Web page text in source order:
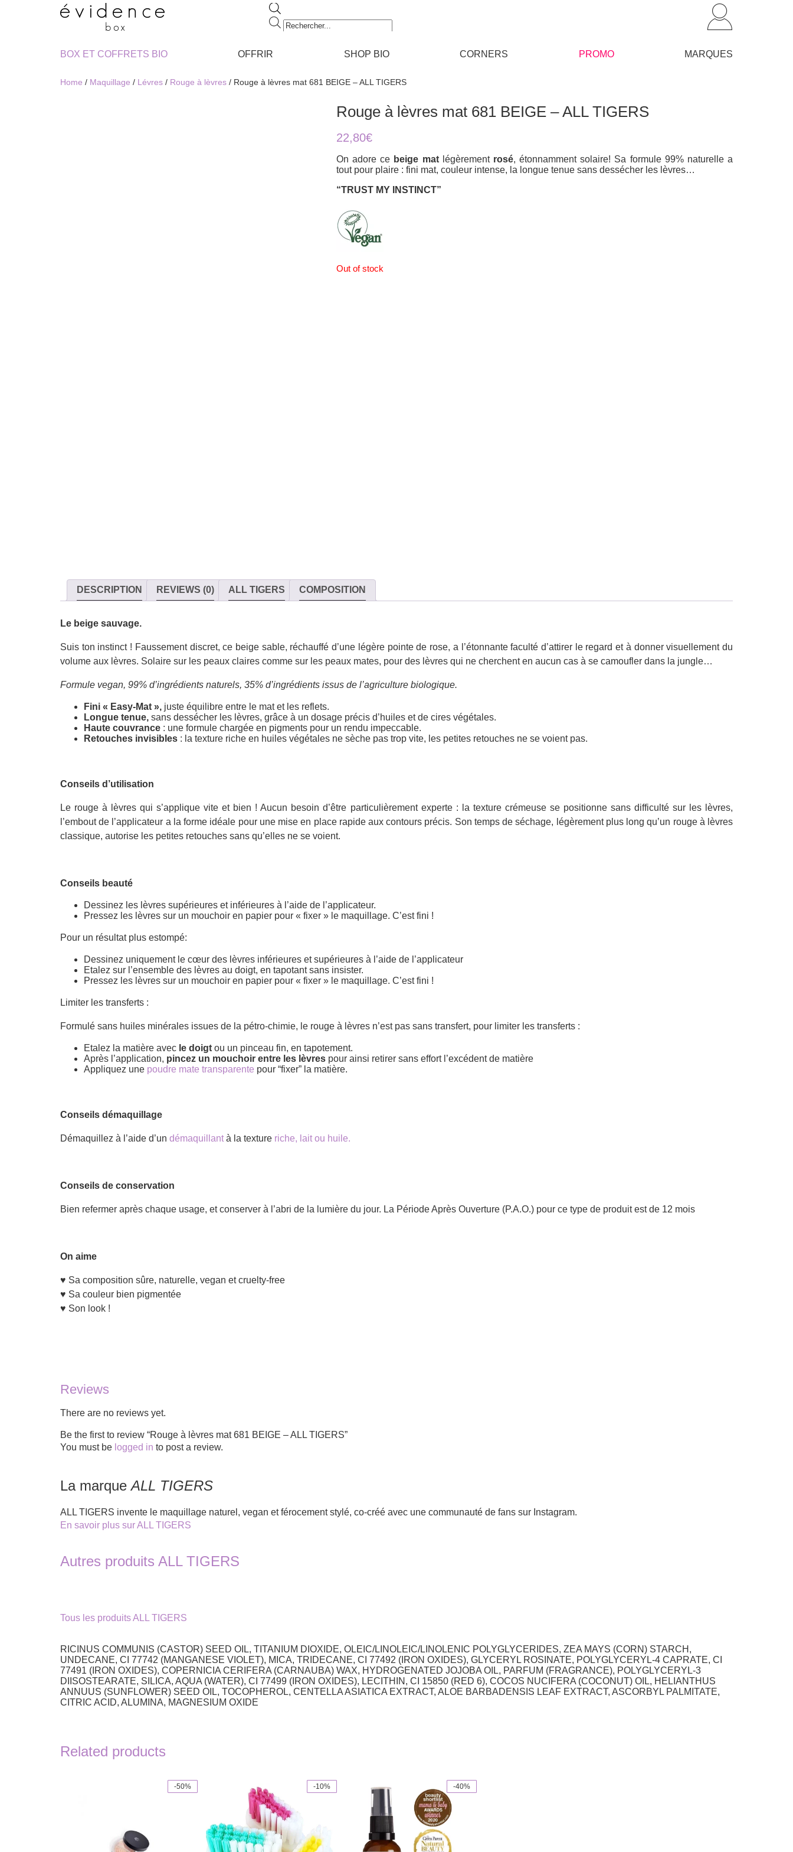
Recherche
de
BOX ET COFFRETS BIO
OFFRIR SHOP BIO CORNERS PROMO MARQUES
Home / Maquillage / Lévres / Rouge à lèvres / Rouge à lèvres mat 681 BEIGE – ALL TIGERS
Rouge à lèvres mat 681 BEIGE – ALL TIGERS
22,80€
On adore ce beige matlégèrement rosé, étonnamment solaire! Sa formule 99% naturelle a
tout pour plaire : fini mat, couleur intense, la longue tenue sans dessécher les lèvres…
“TRUST MY INSTINCT”
Out of stock
DESCRIPTION REVIEWS (0) ALL TIGERS COMPOSITION
Le beige sauvage.
Suis ton instinct ! Faussement discret, ce beige sable, réchauffé d’une légère pointe de rose, a l’étonnante faculté d’attirer le regard et à donner visuellement du
volume aux lèvres. Solaire sur les peaux claires comme sur les peaux mates, pour des lèvres qui ne cherchent en aucun cas à se camoufler dans la jungle…
Formule vegan, 99% d’ingrédients naturels, 35% d’ingrédients issus de l’agriculture biologique.
Fini « Easy-Mat », juste équilibre entre le mat et les reflets.
Longue tenue, sans dessécher les lèvres, grâce à un dosage précis d’huiles et de cires végétales.
Haute couvrance : une formule chargée en pigments pour un rendu impeccable.
Retouches invisibles : la texture riche en huiles végétales ne sèche pas trop vite, les petites retouches ne se voient pas.
Conseils d’utilisation
Le rouge à lèvres qui s’applique vite et bien ! Aucun besoin d’être particulièrement experte : la texture crémeuse se positionne sans difficulté sur les lèvres,
l’embout de l’applicateur a la forme idéale pour une mise en place rapide aux contours précis. Son temps de séchage, légèrement plus long qu’un rouge à lèvres
classique, autorise les petites retouches sans qu’elles ne se voient.
Conseils beauté
Dessinez les lèvres supérieures et inférieures à l’aide de l’applicateur.
Pressez les lèvres sur un mouchoir en papier pour « fixer » le maquillage. C’est fini !
Pour un résultat plus estompé:
Dessinez uniquement le cœur des lèvres inférieures et supérieures à l’aide de l’applicateur
Etalez sur l’ensemble des lèvres au doigt, en tapotant sans insister.
Pressez les lèvres sur un mouchoir en papier pour « fixer » le maquillage. C’est fini !
Limiter les transferts :
Formulé sans huiles minérales issues de la pétro-chimie, le rouge à lèvres n’est pas sans transfert, pour limiter les transferts :
Etalez la matière avec le doigt ou un pinceau fin, en tapotement.
Après l’application, pincez un mouchoir entre les lèvres pour ainsi retirer sans effort l’excédent de matière
Appliquez une poudre mate transparente pour “fixer” la matière.
Conseils démaquillage
Démaquillez à l’aide d’un démaquillantà la texture riche, lait ou huile.
Conseils de conservation
Bien refermer après chaque usage, et conserver à l’abri de la lumière du jour. La Période Après Ouverture (P.A.O.) pour ce type de produit est de 12 mois
On aime
♥ Sa composition sûre, naturelle, vegan et cruelty-free
♥ Sa couleur bien pigmentée
♥ Son look !
Reviews
There are no reviews yet.
Be the first to review “Rouge à lèvres mat 681 BEIGE – ALL TIGERS”
You must be logged in to post a review.
La marqueALL TIGERS
ALL TIGERS invente le maquillage naturel, vegan et férocement stylé, co-créé avec une communauté de fans sur Instagram.
En savoir plus sur ALL TIGERS
Autres produits ALL TIGERS
Tous les produits ALL TIGERS
RICINUS COMMUNIS (CASTOR) SEED OIL, TITANIUM DIOXIDE, OLEIC/LINOLEIC/LINOLENIC POLYGLYCERIDES, ZEA MAYS (CORN) STARCH,
UNDECANE, CI 77742 (MANGANESE VIOLET), MICA, TRIDECANE, CI 77492 (IRON OXIDES), GLYCERYL ROSINATE, POLYGLYCERYL-4 CAPRATE, CI
77491 (IRON OXIDES), COPERNICIA CERIFERA (CARNAUBA) WAX, HYDROGENATED JOJOBA OIL, PARFUM (FRAGRANCE), POLYGLYCERYL-3
DIISOSTEARATE, SILICA, AQUA (WATER), CI 77499 (IRON OXIDES), LECITHIN, CI 15850 (RED 6), COCOS NUCIFERA (COCONUT) OIL, HELIANTHUS
ANNUUS (SUNFLOWER) SEED OIL, TOCOPHEROL, CENTELLA ASIATICA EXTRACT, ALOE BARBADENSIS LEAF EXTRACT, ASCORBYL PALMITATE,
CITRIC ACID, ALUMINA, MAGNESIUM OXIDE
Related products
-50% -10%
variants.
The
-40%